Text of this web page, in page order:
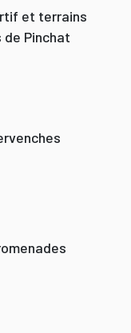
et terrains
Pinchat